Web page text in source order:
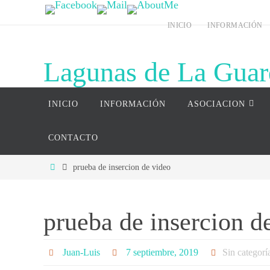
INICIO INFORMACIÓN
Lagunas de La
Página web del complejo lagunar de La
INICIO INFORMACIÓN ASOCIACION
CONTACTO
Inicioprueba de insercion de video
prueba de insercion
Juan-Luis 7 septiembre, 2019 Sin